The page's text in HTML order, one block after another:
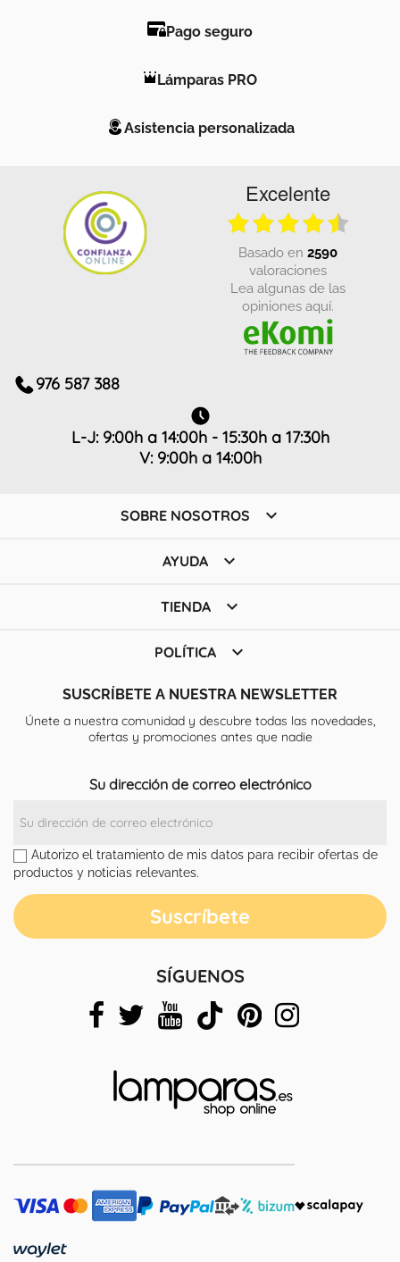
Pago seguro
Lámparas PRO
Asistencia personalizada
Excelente
basado en 2590
valoraciones
Lea algunas de las
opiniones aquí.
976 587 388
L-J: 9:00h a 14:00h - 15:30h a 17:30h
V: 9:00h a 14:00h
SOBRE NOSOTROS 
AYUDA 
TIENDA 
POLÍTICA 
SUSCRÍBETE A NUESTRA NEWSLETTER
Únete a nuestra comunidad y descubre todas las novedades,
ofertas y promociones antes que nadie
Su dirección de correo electrónico
Autorizo el tratamiento de mis datos para recibir ofertas de
productos y noticias relevantes.
SÍGUENOS